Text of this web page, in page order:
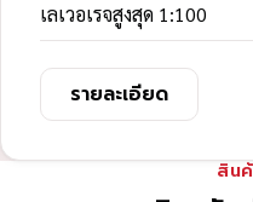
เลเวอเรจสูงสุด 1:100
รายละเอียด
สิน